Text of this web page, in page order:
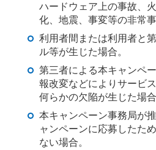
ハードウェア上の事故、
化、地震、事変等の非常
利用者間または利用者と
ル等が生じた場合。
第三者による本キャンペ
報改変などによりサービ
何らかの欠陥が生じた場合
本キャンペーン事務局が
ャンペーンに応募したた
ない場合。